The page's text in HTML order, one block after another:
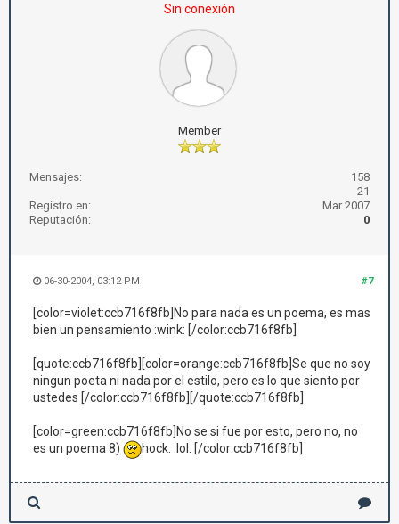
Sin conexión
Member
Mensajes:
158
21
Registro en:
Mar 2007
Reputación:
0
#7
06-30-2004, 03:12 PM
[color=violet:ccb716f8fb]No para nada es un poema, es mas
bien un pensamiento :wink: [/color:ccb716f8fb]
[quote:ccb716f8fb][color=orange:ccb716f8fb]Se que no soy
ningun poeta ni nada por el estilo, pero es lo que siento por
ustedes [/color:ccb716f8fb][/quote:ccb716f8fb]
[color=green:ccb716f8fb]No se si fue por esto, pero no, no
es un poema 8)
hock: :lol: [/color:ccb716f8fb]